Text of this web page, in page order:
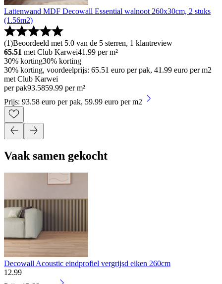
Lattenwand MDF Decowall Essential walnoot 260x30cm, 2 stuks
(1.56m2)
(1)Beoordeeld met 5.0 van de 5 sterren, 1 klantreview
65.51 met Club Karwei41.99 per m²
30% korting30% korting
30% korting, voordeelprijs: 65.51 euro per pak, 41.99 euro per m2
met Club Karwei
per pak93.5859.99 per m²
Prijs: 93.58 euro per pak, 59.99 euro per m2
Vaak samen gekocht
Decowall Acoustic eindprofiel vergrijsd eiken 260cm
12.99